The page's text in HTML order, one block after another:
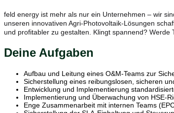
feld energy ist mehr als nur ein Unternehmen – wir
unseren innovativen Agri-Photovoltaik-Lösungen
und profitabler zu gestalten. Klingt spannend?
Deine Aufgaben
Aufbau und Leitung eines O&M-Teams zur
Sicherstellung eines reibungslosen, sicheren
Entwicklung und Implementierung
Implementierung und Überwachung von HSE-
Enge Zusammenarbeit mit internen Teams